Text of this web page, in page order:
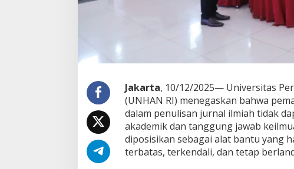
k
a
l
a
m
P
u
b
l
Jakarta, 10/12/2025— Universitas
(UNHAN RI) menegaskan bahwa
dalam penulisan jurnal ilmiah tidak
akademik dan tanggung jawab
diposisikan sebagai alat bantu yang
terbatas, terkendali, dan tetap